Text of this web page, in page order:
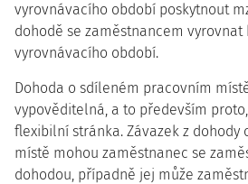
vyrovnávacího období poskytnout
dohodě se zaměstnancem
vyrovnávacího období.
Dohoda o sdíleném pracovním
vypověditelná, a to především
flexibilní stránka. Závazek z dohody
místě mohou zaměstnanec se
dohodou, případně jej může